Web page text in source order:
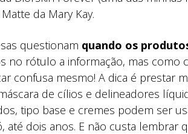
da Mary Kay.
questionam quando os
no rótulo a informação, mas como
confusa mesmo! A dica é prestar
de cílios e delineadores
tipo base e cremes podem ser
até dois anos. E não custa lembrar